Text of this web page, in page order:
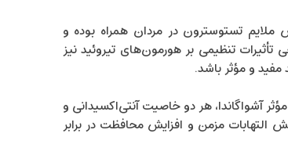
تستوسترون در مردان همراه بوده و
تنظیمی بر هورمون‌های تیروئید نیز
و مؤثر باشد.
آشواگاندا، هر دو خاصیت آنتی‌اکسیدانی و
التهابات مزمن و افزایش محافظت در برابر